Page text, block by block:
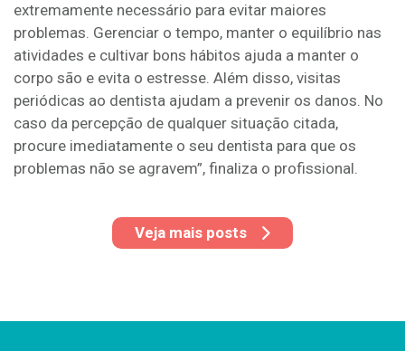
extremamente necessário para evitar maiores
problemas. Gerenciar o tempo, manter o equilíbrio nas
atividades e cultivar bons hábitos ajuda a manter o
corpo são e evita o estresse. Além disso, visitas
periódicas ao dentista ajudam a prevenir os danos. No
caso da percepção de qualquer situação citada,
procure imediatamente o seu dentista para que os
problemas não se agravem”, finaliza o profissional.
Veja mais posts